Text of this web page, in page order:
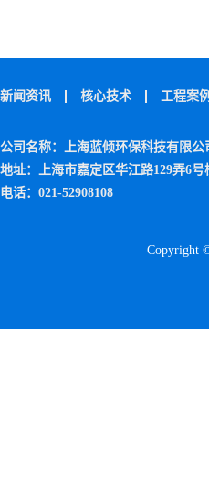
新闻资讯 核心技术 工程案例
公司名称：上海蓝倾环保科技有限公
地址：上海市嘉定区华江路129弄6号
电话：021-52908108
Copyright